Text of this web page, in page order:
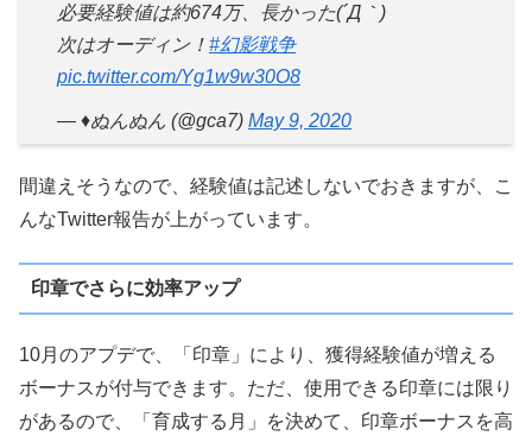
必要経験値は約674万、長かった(´Д｀)
次はオーディン！ #幻影戦争
pic.twitter.com/Yg1w9w30O8
— ♦️ぬんぬん (@gca7) May 9, 2020
間違えそうなので、経験値は記述しないでおきますが、こ
んなTwitter報告が上がっています。
印章でさらに効率アップ
10月のアプデで、「印章」により、獲得経験値が増える
ボーナスが付与できます。ただ、使用できる印章には限り
があるので、「育成する月」を決めて、印章ボーナスを高